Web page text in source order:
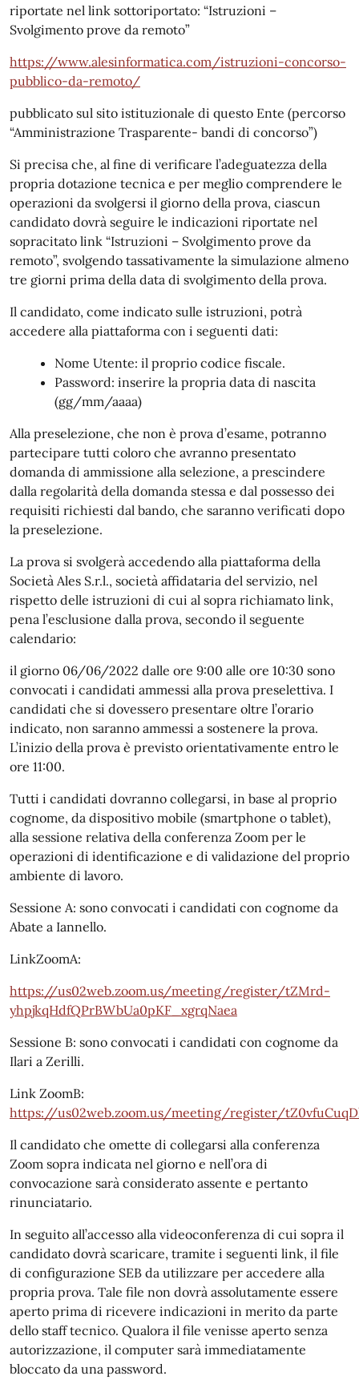
riportate nel link sottoriportato: “Istruzioni –
Svolgimento prove da remoto”
https://www.alesinformatica.com/istruzioni-concorso-
pubblico-da-remoto/
pubblicato sul sito istituzionale di questo Ente (percorso
“Amministrazione Trasparente- bandi di concorso”)
Si precisa che, al fine di verificare l’adeguatezza della
propria dotazione tecnica e per meglio comprendere le
operazioni da svolgersi il giorno della prova, ciascun
candidato dovrà seguire le indicazioni riportate nel
sopracitato link “Istruzioni – Svolgimento prove da
remoto”, svolgendo tassativamente la simulazione almeno
tre giorni prima della data di svolgimento della prova.
Il candidato, come indicato sulle istruzioni, potrà
accedere alla piattaforma con i seguenti dati:
Nome Utente: il proprio codice fiscale.
Password: inserire la propria data di nascita
(gg/mm/aaaa)
Alla preselezione, che non è prova d’esame, potranno
partecipare tutti coloro che avranno presentato
domanda di ammissione alla selezione, a prescindere
dalla regolarità della domanda stessa e dal possesso dei
requisiti richiesti dal bando, che saranno verificati dopo
la preselezione.
La prova si svolgerà accedendo alla piattaforma della
Società Ales S.r.l., società affidataria del servizio, nel
rispetto delle istruzioni di cui al sopra richiamato link,
pena l’esclusione dalla prova, secondo il seguente
calendario:
il giorno 06/06/2022 dalle ore 9:00 alle ore 10:30 sono
convocati i candidati ammessi alla prova preselettiva. I
candidati che si dovessero presentare oltre l’orario
indicato, non saranno ammessi a sostenere la prova.
L’inizio della prova è previsto orientativamente entro le
ore 11:00.
Tutti i candidati dovranno collegarsi, in base al proprio
cognome, da dispositivo mobile (smartphone o tablet),
alla sessione relativa della conferenza Zoom per le
operazioni di identificazione e di validazione del proprio
ambiente di lavoro.
Sessione A: sono convocati i candidati con cognome da
Abate a Iannello.
LinkZoomA:
https://us02web.zoom.us/meeting/register/tZMrd-
yhpjkqHdfQPrBWbUa0pKF_xgrqNaea
Sessione B: sono convocati i candidati con cognome da
Ilari a Zerilli.
Link ZoomB:
https://us02web.zoom.us/meeting/register/
Il candidato che omette di collegarsi alla conferenza
Zoom sopra indicata nel giorno e nell’ora di
convocazione sarà considerato assente e pertanto
rinunciatario.
In seguito all’accesso alla videoconferenza di cui sopra il
candidato dovrà scaricare, tramite i seguenti link, il file
di configurazione SEB da utilizzare per accedere alla
propria prova. Tale file non dovrà assolutamente essere
aperto prima di ricevere indicazioni in merito da parte
dello staff tecnico. Qualora il file venisse aperto senza
autorizzazione, il computer sarà immediatamente
bloccato da una password.